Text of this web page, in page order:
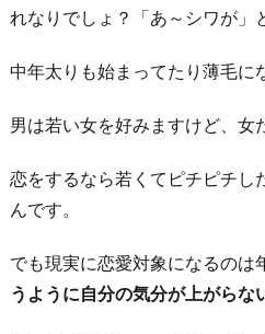
れなりでしょ？「あ～シワが」
中年太りも始まってたり薄毛に
男は若い女を好みますけど、女
恋をするなら若くてピチピチし
んです。
でも現実に恋愛対象になるのは
うように自分の気分が上がらな